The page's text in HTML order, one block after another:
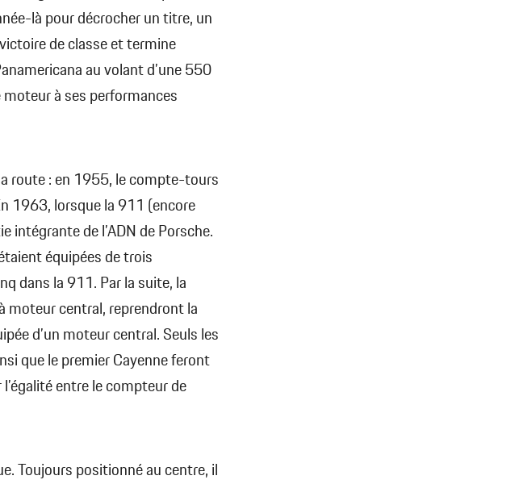
là pour décrocher un titre, un
de classe et termine
au volant d’une 550
à ses performances
route : en 1955, le compte-tours
1963, lorsque la 911 (encore
intégrante de l’ADN de Porsche.
équipées de trois
dans la 911. Par la suite, la
moteur central, reprendront la
d’un moteur central. Seuls les
que le premier Cayenne feront
entre le compteur de
Toujours positionné au centre, il